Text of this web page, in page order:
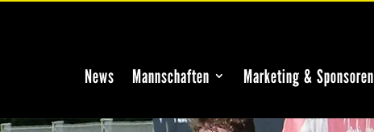
News Mannschaften Marketing & Sponsoren